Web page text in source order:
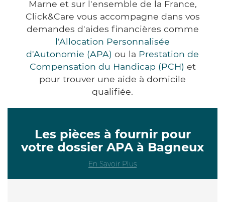
Marne et sur l'ensemble de la France,
Click&Care vous accompagne dans vos
demandes d'aides financières comme
l'Allocation Personnalisée
d'Autonomie (APA) ou la Prestation de
Compensation du Handicap (PCH) et
pour trouver une aide à domicile
qualifiée.
Les pièces à fournir pour
votre dossier APA à Bagneux
En Savoir Plus